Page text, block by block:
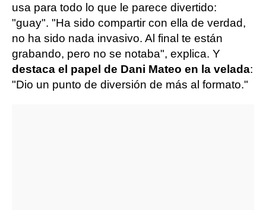
usa para todo lo que le parece divertido:
"guay". "Ha sido compartir con ella de verdad,
no ha sido nada invasivo. Al final te están
grabando, pero no se notaba", explica. Y
destaca el papel de Dani Mateo en la velada:
"Dio un punto de diversión de más al formato."